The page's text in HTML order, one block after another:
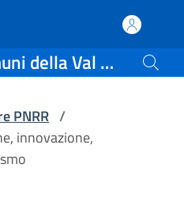
scheda).
Unione dei Comuni della Val Saviore
PNRR /
innovazione,